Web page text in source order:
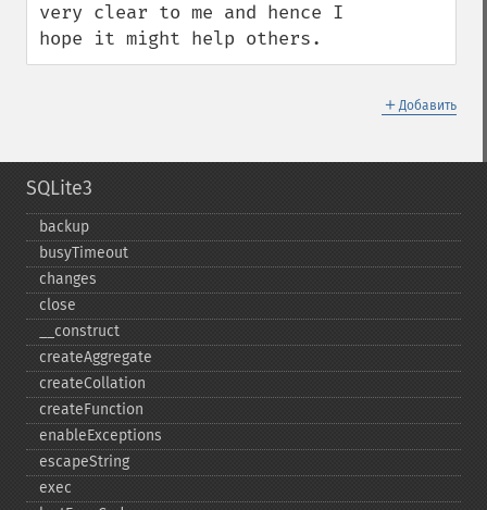
very clear to me and hence I
hope it might help others.
＋ Добавить
SQLite3
backup
busyTimeout
changes
close
_​_​construct
createAggregate
createCollation
createFunction
enableExceptions
escapeString
exec